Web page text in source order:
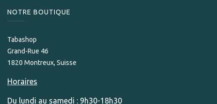
NOTRE BOUTIQUE
Tabashop
Grand-Rue 46
1820 Montreux, Suisse
Horaires
Du lundi au samedi : 9h30-18h30